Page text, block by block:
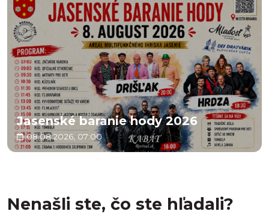
Jasenské baranie hody 2026
08.08.2026, 07:00
Nenašli ste, čo ste hľadali?